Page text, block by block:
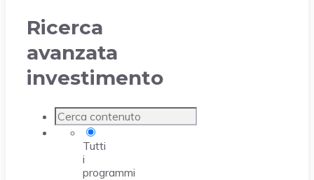
Ricerca
avanzata
investimento
Tutti
i
programmi